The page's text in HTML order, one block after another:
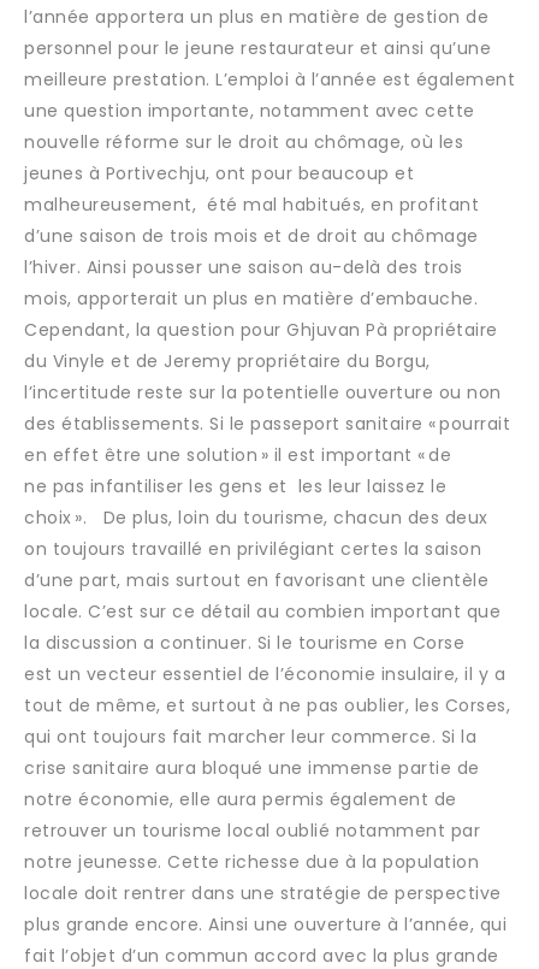
l’année apportera un plus en matière de gestion de
personnel pour le jeune restaurateur et ainsi qu’une
meilleure prestation. L’emploi à l’année est également
une question importante, notamment avec cette
nouvelle réforme sur le droit au chômage, où les
jeunes à Portivechju, ont pour beaucoup et
malheureusement, été mal habitués, en profitant
d’une saison de trois mois et de droit au chômage
l’hiver. Ainsi pousser une saison au-delà des trois
mois, apporterait un plus en matière d’embauche.
Cependant, la question pour Ghjuvan Pà propriétaire
du Vinyle et de Jeremy propriétaire du Borgu,
l’incertitude reste sur la potentielle ouverture ou non
des établissements. Si le passeport sanitaire « pourrait
en effet être une solution » il est important « de
ne pas infantiliser les gens et les leur laissez le
choix ». De plus, loin du tourisme, chacun des deux
on toujours travaillé en privilégiant certes la saison
d’une part, mais surtout en favorisant une clientèle
locale. C’est sur ce détail au combien important que
la discussion a continuer. Si le tourisme en Corse
est un vecteur essentiel de l’économie insulaire, il y a
tout de même, et surtout à ne pas oublier, les Corses,
qui ont toujours fait marcher leur commerce. Si la
crise sanitaire aura bloqué une immense partie de
notre économie, elle aura permis également de
retrouver un tourisme local oublié notamment par
notre jeunesse. Cette richesse due à la population
locale doit rentrer dans une stratégie de perspective
plus grande encore. Ainsi une ouverture à l’année, qui
fait l’objet d’un commun accord avec la plus grande